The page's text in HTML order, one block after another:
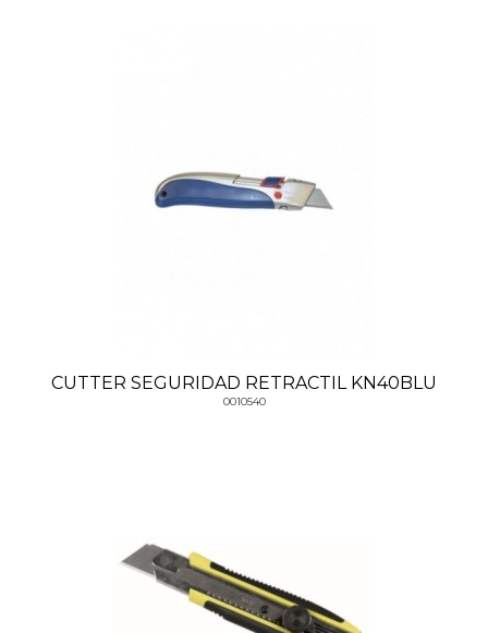
CUTTER SEGURIDAD RETRACTIL KN40BLU
0010540